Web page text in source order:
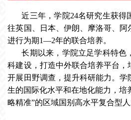
近三年，学院24名研究生获得
往英国、日本、伊朗、摩洛哥、阿
进行为期1—2年的联合培养。
长期以来，学院立足学科特色
科建设，打造中外联合培养平台，
开展田野调查，提升科研能力。学
生的国际化水平和在地化能力，培
略精准”的区域国别高水平复合型人